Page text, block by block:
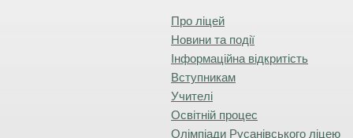
Про ліцей
Новини та події
Інформаційна відкритість
Вступникам
Учителі
Освітній процес
Олімпіади Русанівського ліцею